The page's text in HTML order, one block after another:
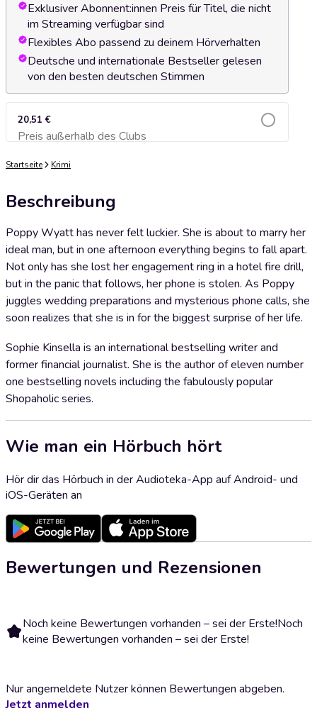
Exklusiver Abonnent:innen Preis für Titel, die nicht
im Streaming verfügbar sind
Flexibles Abo passend zu deinem Hörverhalten
Deutsche und internationale Bestseller gelesen
von den besten deutschen Stimmen
20,51 €
Preis außerhalb des ClubsZum Warenkorb hinzufügen
Startseite Krimi
Beschreibung
Poppy Wyatt has never felt luckier. She is about to marry her
ideal man, but in one afternoon everything begins to fall apart.
Not only has she lost her engagement ring in a hotel fire drill,
but in the panic that follows, her phone is stolen. As Poppy
juggles wedding preparations and mysterious phone calls, she
soon realizes that she is in for the biggest surprise of her life.
Sophie Kinsella is an international bestselling writer and
former financial journalist. She is the author of eleven number
one bestselling novels including the fabulously popular
Shopaholic series.
Wie man ein Hörbuch hört
Hör dir das Hörbuch in der Audioteka-App auf Android- und
iOS-Geräten an
Bewertungen und Rezensionen
Noch keine Bewertungen vorhanden – sei der Erste!Noch
keine Bewertungen vorhanden – sei der Erste!
Nur angemeldete Nutzer können Bewertungen abgeben.
Jetzt anmelden